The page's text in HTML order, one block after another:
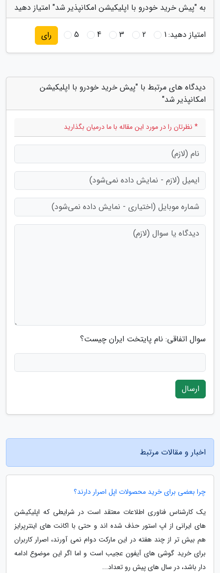
به "پیش خرید خودرو با اپلیکیشن امکانپذیر شد" امتیاز دهید
امتیاز دهید:1
2
3
4
5 رای
دیدگاه های مرتبط با "پیش خرید خودرو با اپلیکیشن
امکانپذیر شد"
* نظرتان را در مورد این مقاله با ما درمیان بگذارید
سوال اتفاقی: نام پایتخت ایران چیست؟
ارسال
اخبار و مقالات مرتبط
چرا بعضی برای خرید محصولات اپل اصرار دارند؟
یک کارشناس فناوری اطلاعات معتقد است در شرایطی که اپلیکیشن
های ایرانی از اپ استور حذف شده اند و حتی با اکانت های اینترپرایز
هم بیش تر از چند هفته در این مارکت دوام نمی آورند، اصرار کاربران
برای خرید گوشی های آیفون عجیب است و اما اگر این موضوع ادامه
دار باشد، در سال های پیش رو تعداد...